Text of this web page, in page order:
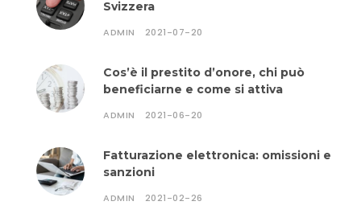
Svizzera
ADMIN 2021-07-20
Cos’è il prestito d’onore, chi può
beneficiarne e come si attiva
ADMIN 2021-06-20
Fatturazione elettronica: omissioni e
sanzioni
ADMIN 2021-02-26